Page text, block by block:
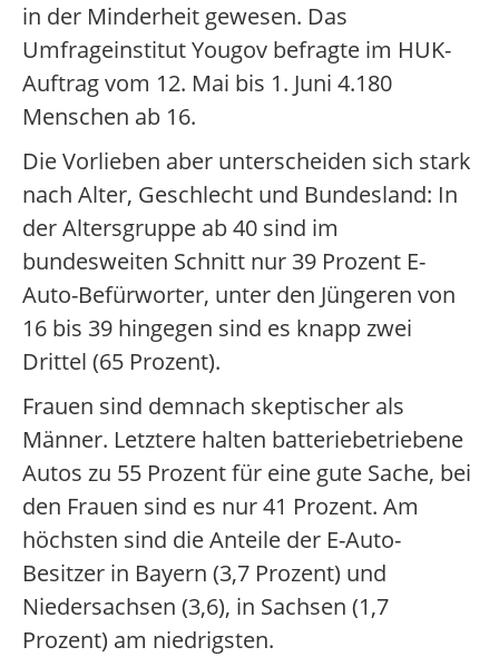
in der Minderheit gewesen. Das
Umfrageinstitut Yougov befragte im HUK-
Auftrag vom 12. Mai bis 1. Juni 4.180
Menschen ab 16.
Die Vorlieben aber unterscheiden sich stark
nach Alter, Geschlecht und Bundesland: In
der Altersgruppe ab 40 sind im
bundesweiten Schnitt nur 39 Prozent E-
Auto-Befürworter, unter den Jüngeren von
16 bis 39 hingegen sind es knapp zwei
Drittel (65 Prozent).
Frauen sind demnach skeptischer als
Männer. Letztere halten batteriebetriebene
Autos zu 55 Prozent für eine gute Sache, bei
den Frauen sind es nur 41 Prozent. Am
höchsten sind die Anteile der E-Auto-
Besitzer in Bayern (3,7 Prozent) und
Niedersachsen (3,6), in Sachsen (1,7
Prozent) am niedrigsten.